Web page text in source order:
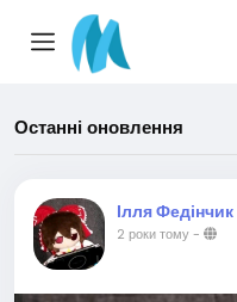
Останні оновлення
Ілля Федінчик
2 роки тому-